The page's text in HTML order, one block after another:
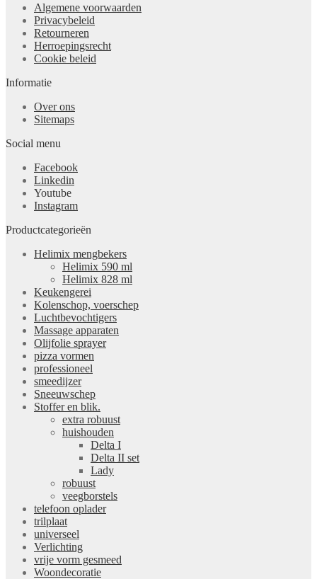
Algemene voorwaarden
Privacybeleid
Retourneren
Herroepingsrecht
Cookie beleid
Informatie
Over ons
Sitemaps
Social menu
Facebook
Linkedin
Youtube
Instagram
Productcategorieën
Helimix mengbekers
Helimix 590 ml
Helimix 828 ml
Keukengerei
Kolenschop, voerschep
Luchtbevochtigers
Massage apparaten
Olijfolie sprayer
pizza vormen
professioneel
smeedijzer
Sneeuwschep
Stoffer en blik.
extra robuust
huishouden
Delta I
Delta II set
Lady
robuust
veegborstels
telefoon oplader
trilplaat
universeel
Verlichting
vrije vorm gesmeed
Woondecoratie